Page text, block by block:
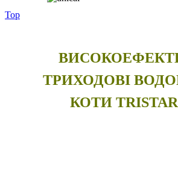
Top
ТРИХОДОВІ
КОТИ TRISTAR